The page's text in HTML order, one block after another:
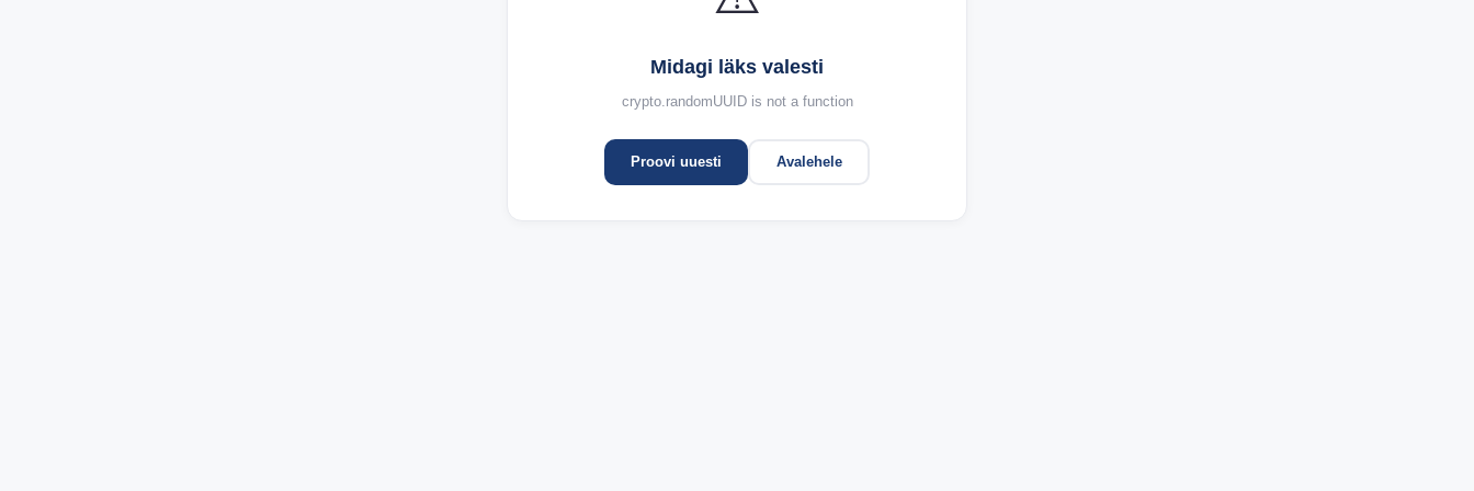
Midagi läks valesti
crypto.randomUUID is not a function
Proovi uuesti Avalehele